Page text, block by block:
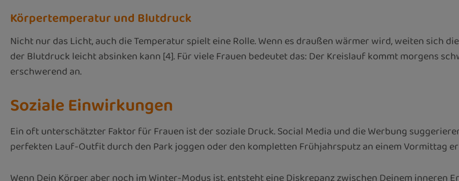
Körpertemperatur und Blutdruck
Nicht nur das Licht, auch die Temperatur spielt eine Rolle. Wenn es draußen wärmer wird, weiten sich
der Blutdruck leicht absinken kann [4]. Für viele Frauen bedeutet das: Der Kreislauf kommt morgens
erschwerend an.
Soziale Einwirkungen
Ein oft unterschätzter Faktor für Frauen ist der soziale Druck. Social Media und die Werbung
perfekten Lauf-Outfit durch den Park joggen oder den kompletten Frühjahrsputz an einem Vormittag